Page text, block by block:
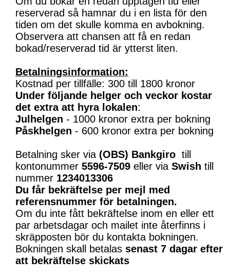
reserverad så hamnar du i en lista för den
tiden om det skulle komma en avbokning.
Observera att chansen att få en redan
bokad/reserverad tid är ytterst liten.
Betalningsinformation:
Kostnad per tillfälle: 300 till 1800 kronor
Under följande helger och veckor kostar
det extra att hyra lokalen:
Julhelgen - 1000 kronor extra per bokning
Påskhelgen - 600 kronor extra per bokning
Betalning sker via (OBS) Bankgiro till
kontonummer 5596-7509 eller via Swish till
nummer 1234013306
Du får bekräftelse per mejl med
referensnummer för betalningen.
Om du inte fått bekräftelse inom en eller ett
par arbetsdagar och mailet inte återfinns i
skräpposten bör du kontakta bokningen.
Bokningen skall betalas senast 7 dagar efter
att bekräftelse skickats